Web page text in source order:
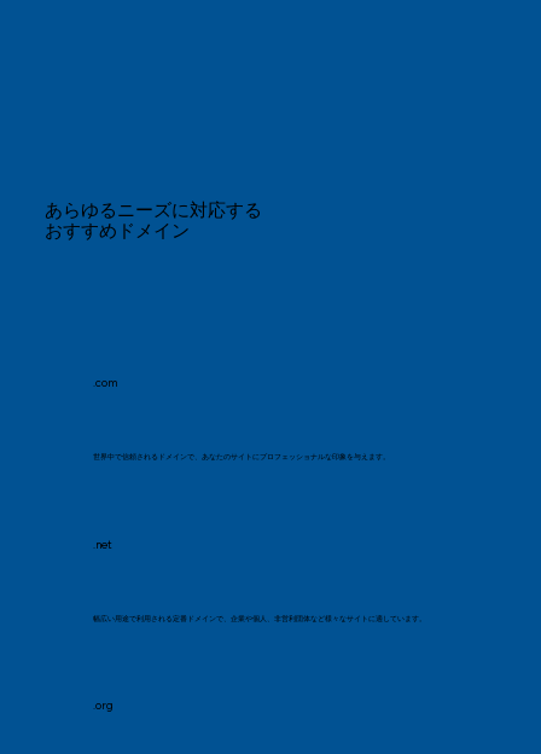
あらゆるニーズに対応する
おすすめドメイン
.com
世界中で信頼されるドメインで、あなたのサイトにプロフェッショナルな印象を与えます。
.net
幅広い用途で利用される定番ドメインで、企業や個人、非営利団体など様々なサイトに適しています。
.org